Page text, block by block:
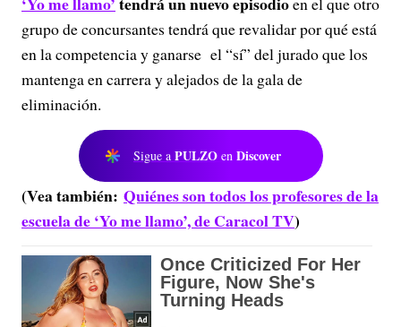
grupo de concursantes tendrá que revalidar por qué está
en la competencia y ganarse el “sí” del jurado que los
mantenga en carrera y alejados de la gala de
eliminación.
Sigue a PULZO en Discover
(Vea también: Quiénes son todos los profesores de la
escuela de ‘Yo me llamo’, de Caracol TV)